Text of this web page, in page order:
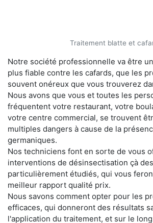
Traitement blatte et
Notre société professionnelle va être
plus fiable contre les cafards, que les
souvent onéreux que vous trouverez
Nous avons que vous et toutes les
fréquentent votre restaurant, votre
votre centre commercial, se trouvent
multiples dangers à cause de la
germaniques.
Nos techniciens font en sorte de vous
interventions de désinsectisation çà
particulièrement étudiés, qui vous
meilleur rapport qualité prix.
Nous savons comment opter pour les
efficaces, qui donneront des résultats
l'application du traitement, et sur le